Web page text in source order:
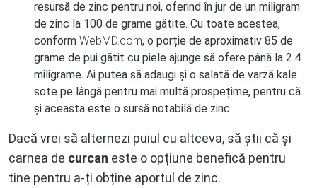
resursă de zinc pentru noi, oferind în jur de un miligram
de zinc la 100 de grame gătite. Cu toate acestea,
conform WebMD.com, o porție de aproximativ 85 de
grame de pui gătit cu piele ajunge să ofere până la 2.4
miligrame. Ai putea să adaugi și o salată de varză kale
sote pe lângă pentru mai multă prospețime, pentru că
și aceasta este o sursă notabilă de zinc.
Dacă vrei să alternezi puiul cu altceva, să știi că și
carnea de curcan este o opțiune benefică pentru
tine pentru a-ți obține aportul de zinc.